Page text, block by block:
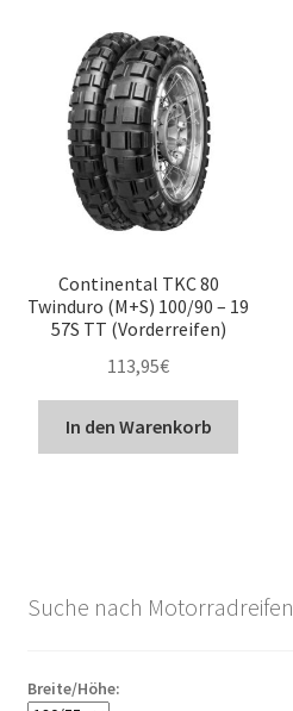
Continental TKC 80
Twinduro (M+S) 100/90 – 19
57S TT (Vorderreifen)
113,95€
In den Warenkorb
Suche nach Motorradreifen
Breite/Höhe: